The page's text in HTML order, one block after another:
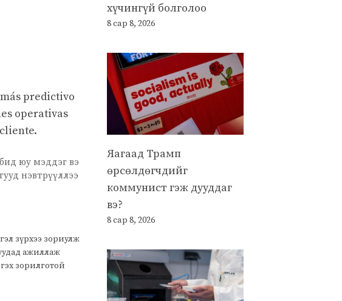
predictivo
operativas
юу мэддэг вэ
нэвтрүүллээ
зүрхээ зориулж
ажиллаж
зорилготой
хүчингүй болголоо
8 сар 8, 2026
Яагаад Трамп
өрсөлдөгчдийг
коммунист гэж дууддаг
вэ?
8 сар 8, 2026